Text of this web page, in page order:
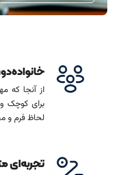
از آنجا که
برای کوچک و
لحاظ فرم و
تجربه‌ای